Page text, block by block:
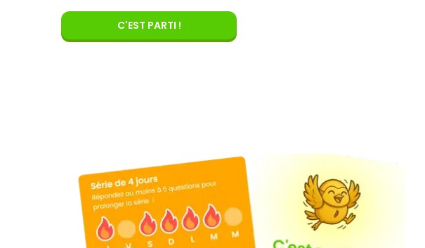
C'EST PARTI !